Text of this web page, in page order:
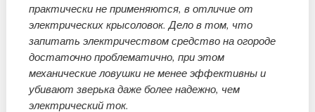
практически не применяются, в отличие от
электрических крысоловок. Дело в том, что
запитать электричеством средство на огороде
достаточно проблематично, при этом
механические ловушки не менее эффективны и
убивают зверька даже более надежно, чем
электрический ток.